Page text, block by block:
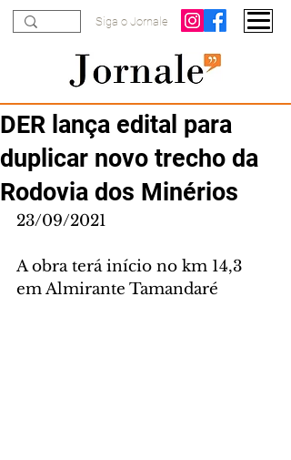
Siga o Jornale
DER lança edital para
duplicar novo trecho da
Rodovia dos Minérios
23/09/2021
A obra terá início no km 14,3
em Almirante Tamandaré